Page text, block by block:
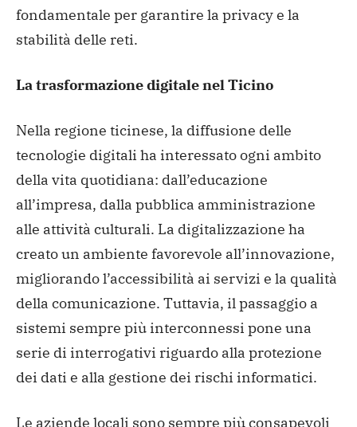
fondamentale per garantire la privacy e la
stabilità delle reti.
La trasformazione digitale nel Ticino
Nella regione ticinese, la diffusione delle
tecnologie digitali ha interessato ogni ambito
della vita quotidiana: dall’educazione
all’impresa, dalla pubblica amministrazione
alle attività culturali. La digitalizzazione ha
creato un ambiente favorevole all’innovazione,
migliorando l’accessibilità ai servizi e la qualità
della comunicazione. Tuttavia, il passaggio a
sistemi sempre più interconnessi pone una
serie di interrogativi riguardo alla protezione
dei dati e alla gestione dei rischi informatici.
Le aziende locali sono sempre più consapevoli